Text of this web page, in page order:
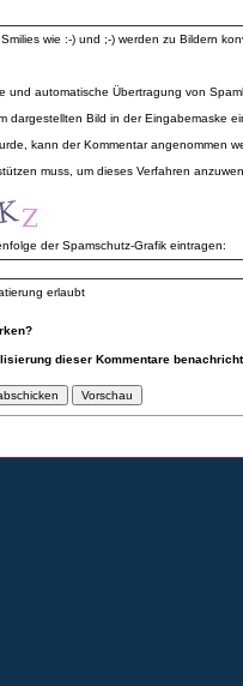
wie :-) und ;-) werden zu Bildern
und automatische Übertragung von
dargestellten Bild in der Eingabemaske
kann der Kommentar angenommen
muss, um dieses Verfahren
der Spamschutz-Grafik eintragen:
erlaubt
dieser Kommentare